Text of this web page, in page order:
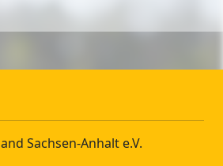
Sachsen-Anhalt e.V.